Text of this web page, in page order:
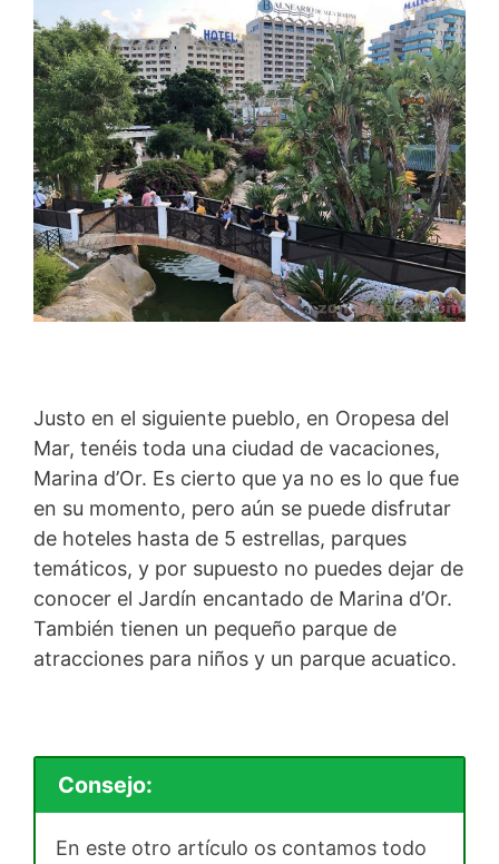
Justo en el siguiente pueblo, en Oropesa del
Mar, tenéis toda una ciudad de vacaciones,
Marina d’Or. Es cierto que ya no es lo que fue
en su momento, pero aún se puede disfrutar
de hoteles hasta de 5 estrellas, parques
temáticos, y por supuesto no puedes dejar de
conocer el Jardín encantado de Marina d’Or.
También tienen un pequeño parque de
atracciones para niños y un parque acuatico.
Consejo:
En este otro artículo os contamos todo